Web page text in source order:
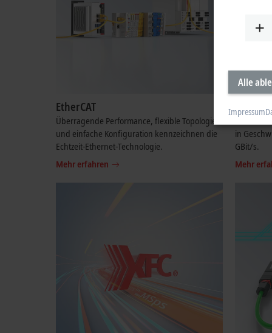
EtherCAT
Überragende Performance, flexible Topologie
und einfache Konfiguration kennzeichnen die
Echtzeit-Ethernet-Technologie.
Mehr erfahren
Die
in
GBit/s.
Mehr
Alle
Impressum